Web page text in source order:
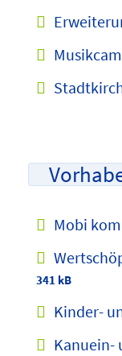
Mobi
341 kB
Kinder-
Kanuein-